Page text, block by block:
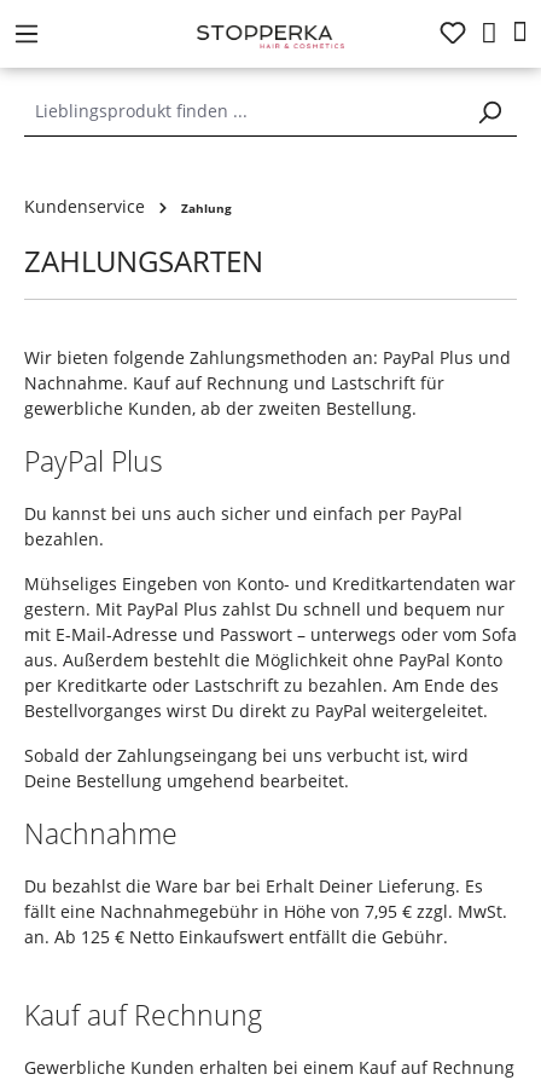
springen
Kundenservice Zahlung
ZAHLUNGSARTEN
Wir bieten folgende Zahlungsmethoden an: PayPal Plus und
Nachnahme. Kauf auf Rechnung und Lastschrift für
gewerbliche Kunden, ab der zweiten Bestellung.
PayPal Plus
Du kannst bei uns auch sicher und einfach per PayPal
bezahlen.
Mühseliges Eingeben von Konto- und Kreditkartendaten war
gestern. Mit PayPal Plus zahlst Du schnell und bequem nur
mit E-Mail-Adresse und Passwort – unterwegs oder vom Sofa
aus. Außerdem bestehlt die Möglichkeit ohne PayPal Konto
per Kreditkarte oder Lastschrift zu bezahlen. Am Ende des
Bestellvorganges wirst Du direkt zu PayPal weitergeleitet.
Sobald der Zahlungseingang bei uns verbucht ist, wird
Deine Bestellung umgehend bearbeitet.
Nachnahme
Du bezahlst die Ware bar bei Erhalt Deiner Lieferung. Es
fällt eine Nachnahmegebühr in Höhe von 7,95 € zzgl. MwSt.
an. Ab 125 € Netto Einkaufswert entfällt die Gebühr.
Kauf auf Rechnung
Gewerbliche Kunden erhalten bei einem Kauf auf Rechnung